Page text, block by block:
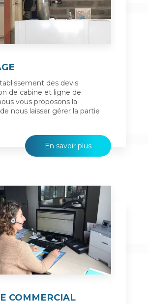
des devis
de cabine et ligne de
vous proposons la
nous laisser gérer la partie
En savoir plus
COMMERCIAL